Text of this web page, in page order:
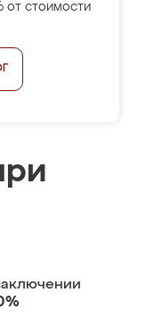
от стоимости